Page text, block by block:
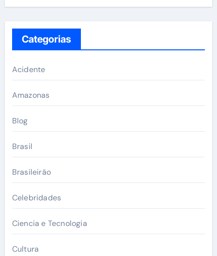
Categorias
Acidente
Amazonas
Blog
Brasil
Brasileirão
Celebridades
Ciencia e Tecnologia
Cultura